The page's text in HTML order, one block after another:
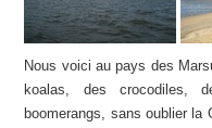
Nous voici au pays des
koalas, des crocodiles,
boomerangs, sans oublier la